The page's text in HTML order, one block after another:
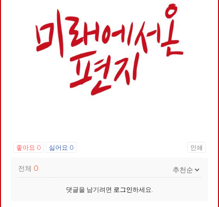
좋아요 0 싫어요 0 인쇄
전체 0
댓글을 남기려면 로그인하세요.